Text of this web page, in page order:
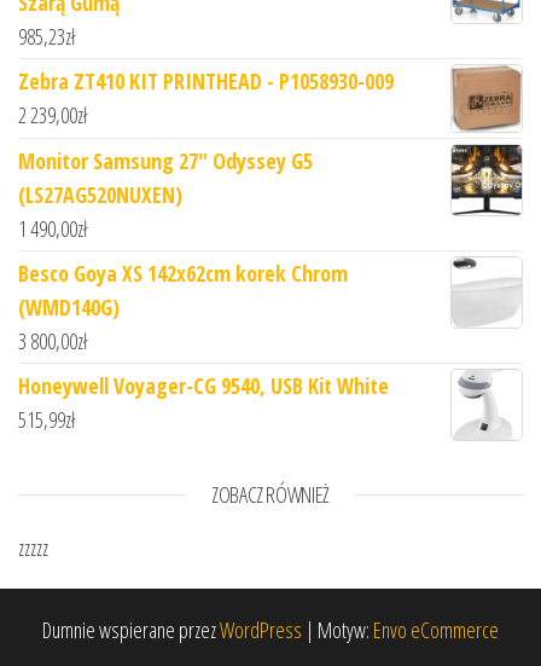
985,23zł
Zebra ZT410 KIT PRINTHEAD - P1058930-009
2 239,00zł
Monitor Samsung 27" Odyssey G5
(LS27AG520NUXEN)
1 490,00zł
Besco Goya XS 142x62cm korek Chrom
(WMD140G)
3 800,00zł
Honeywell Voyager-CG 9540, USB Kit White
515,99zł
ZOBACZ RÓWNIEŻ
zzzzz
Dumnie wspierane przezWordPress | Motyw: Envo eCommerce